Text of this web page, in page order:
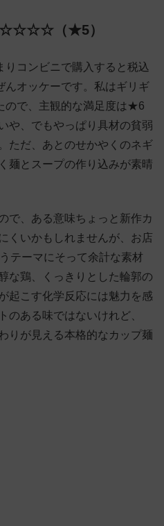
（★5）
りコンビニで購入すると税込
んオッケーです。私はギリギ
ので、主観的な満足度は★6
や、でもやっぱり具材の貧弱
ただ、あとのせかやくのネギ
麺とスープの作り込みが素晴
で、ある意味ちょっと新作カ
くいかもしれませんが、お店
テーマにそって余計な素材
な鶏、くっきりとした輪郭の
起こす化学反応には魅力を感
のある味ではないけれど、
りが見える本格的なカップ麺